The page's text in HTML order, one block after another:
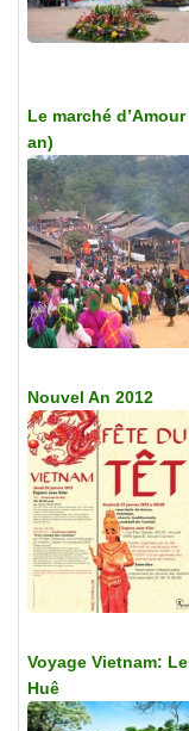
Le marché
an)
Nouvel An 2012
Voyage Vietnam:
Huê